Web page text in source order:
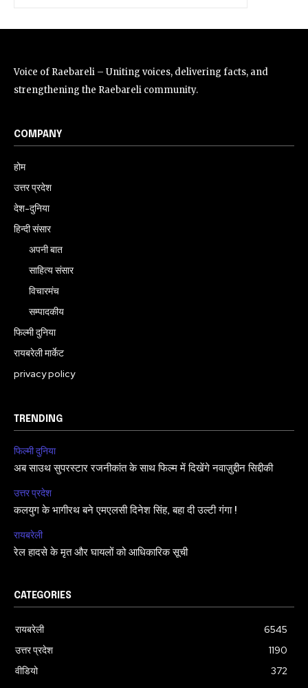
Voice of Raebareli – Uniting voices, delivering facts, and
strengthening the Raebareli community.
COMPANY
होम
उत्तर प्रदेश
देश-दुनिया
हिन्दी संसार
अपनी बात
साहित्य संसार
विचारमंच
सम्पादकीय
फिल्मी दुनिया
रायबरेली मार्केट
privacy policy
TRENDING
फिल्मी दुनिया
अब साउथ सुपरस्टार रजनीकांत के साथ फिल्म में दिखेंगे नवाज़ुद्दीन सिद्दीकी
उत्तर प्रदेश
कलयुग के भागीरथ बने एमएलसी दिनेश सिंह, बहा दी उल्टी गंगा !
रायबरेली
रेल हादसे के मृत और घायलों को आधिकारिक सूची
CATEGORIES
रायबरेली
6545
उत्तर प्रदेश
1190
वीडियो
372